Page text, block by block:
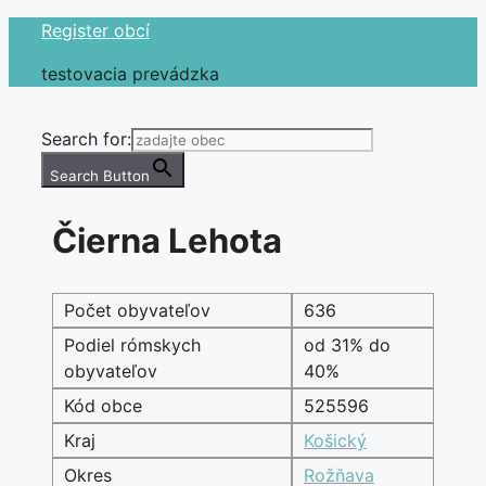
Preskočiť
obsah
Register obcí
testovacia prevádzka
Search for:
Search Button
Čierna Lehota
Počet obyvateľov
636
Podiel rómskych
obyvateľov
od 31% do
40%
Kód obce
525596
Kraj
Košický
Okres
Rožňava